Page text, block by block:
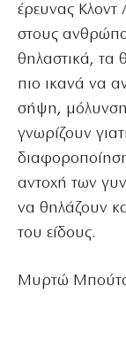
έρευνας Κλοντ
στους
θηλαστικά, τα
πιο ικανά να
σήψη, μόλυνση
γνωρίζουν
αντοχή των
να θηλάζουν
του είδους.
Μυρτώ